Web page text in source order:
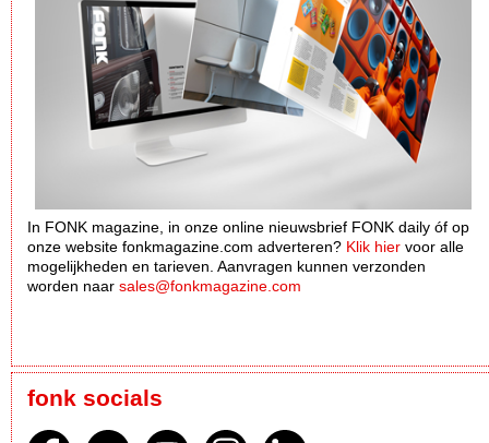
In FONK magazine, in onze online nieuwsbrief FONK daily óf op
onze website fonkmagazine.com adverteren? Klik hier voor alle
mogelijkheden en tarieven. Aanvragen kunnen verzonden
worden naar sales@fonkmagazine.com
fonk socials